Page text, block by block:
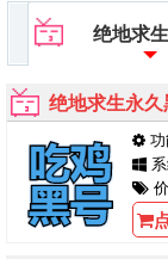
绝地求
绝地求生永